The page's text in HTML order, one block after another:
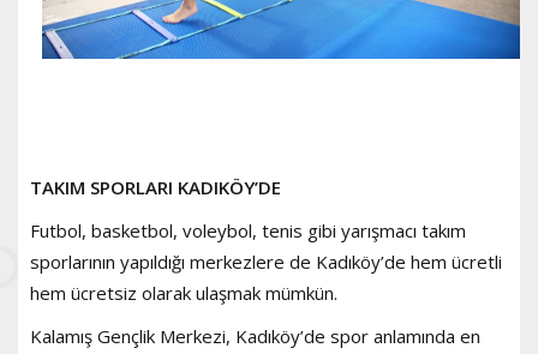
TAKIM SPORLARI KADIKÖY’DE
Futbol, basketbol, voleybol, tenis gibi yarışmacı takım
sporlarının yapıldığı merkezlere de Kadıköy’de hem ücretli
hem ücretsiz olarak ulaşmak mümkün.
Kalamış Gençlik Merkezi, Kadıköy’de spor anlamında en